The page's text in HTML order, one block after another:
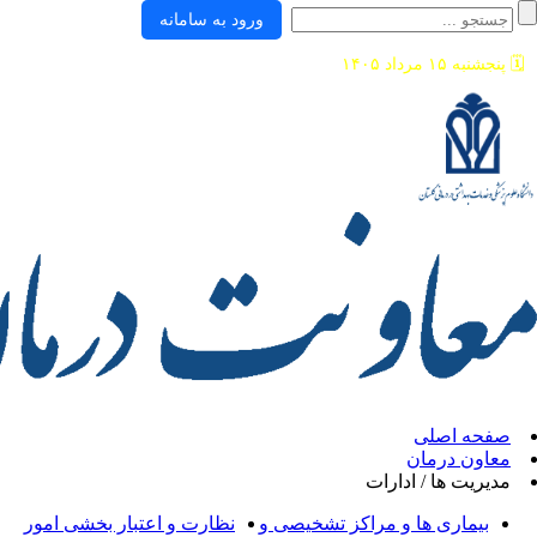
/ ادارات
ها و مراکز تشخیصی و
نظارت و اعتبار بخشی امور